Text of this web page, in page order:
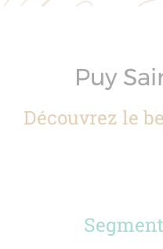
Puy
Découvrez le